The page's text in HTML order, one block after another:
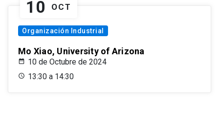
10 OCT
Organización Industrial
Mo Xiao, University of Arizona
10 de Octubre de 2024
13:30 a 14:30